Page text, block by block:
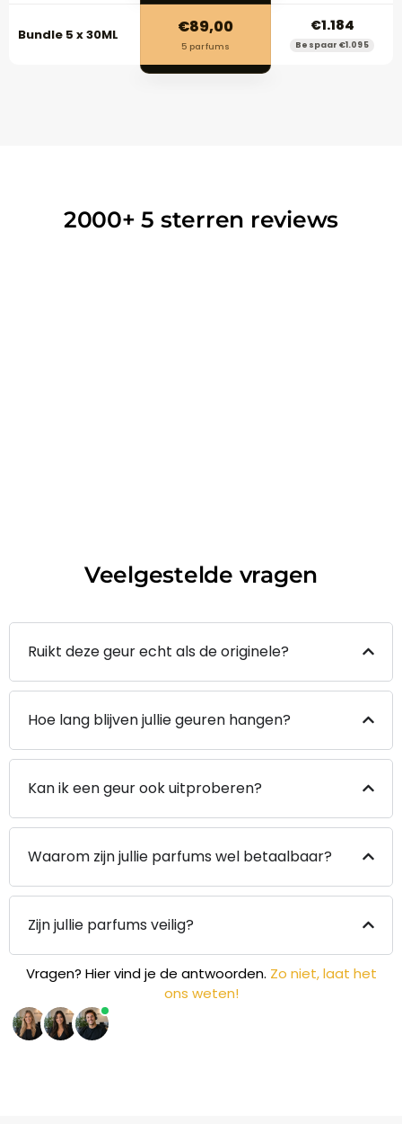
Bundle 5 x 30ML €89,00
5 parfums
€1.184
Bespaar €1.095
2000+ 5 sterren reviews
Veelgestelde vragen
Ruikt deze geur echt als de originele?
Hoe lang blijven jullie geuren hangen?
Kan ik een geur ook uitproberen?
Waarom zijn jullie parfums wel betaalbaar?
Zijn jullie parfums veilig?
Vragen? Hier vind je de antwoorden. Zo niet, laat het
ons weten!